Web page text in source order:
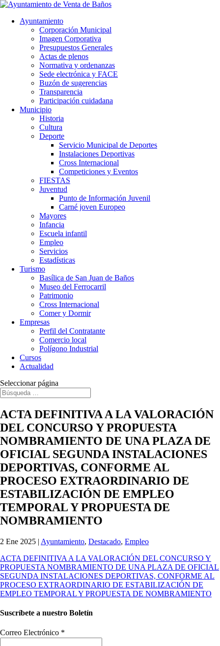
Ayuntamiento
Corporación Municipal
Imagen Corporativa
Presupuestos Generales
Actas de plenos
Normativa y ordenanzas
Sede electrónica y FACE
Buzón de sugerencias
Transparencia
Participación cuidadana
Municipio
Historia
Cultura
Deporte
Servicio Municipal de Deportes
Instalaciones Deportivas
Cross Internacional
Competiciones y Eventos
FIESTAS
Juventud
Punto de Información Juvenil
Carné joven Europeo
Mayores
Infancia
Escuela infantil
Empleo
Servicios
Estadísticas
Turismo
Basílica de San Juan de Baños
Museo del Ferrocarril
Patrimonio
Cross Internacional
Comer y Dormir
Empresas
Perfil del Contratante
Comercio local
Polígono Industrial
Cursos
Actualidad
Seleccionar página
ACTA DEFINITIVA A LA VALORACIÓN
DEL CONCURSO Y PROPUESTA
NOMBRAMIENTO DE UNA PLAZA DE
OFICIAL SEGUNDA INSTALACIONES
DEPORTIVAS, CONFORME AL
PROCESO EXTRAORDINARIO DE
ESTABILIZACIÓN DE EMPLEO
TEMPORAL Y PROPUESTA DE
NOMBRAMIENTO
2 Ene 2025 | Ayuntamiento, Destacado, Empleo
ACTA DEFINITIVA A LA VALORACIÓN DEL CONCURSO Y
PROPUESTA NOMBRAMIENTO DE UNA PLAZA DE OFICIAL
SEGUNDA INSTALACIONES DEPORTIVAS, CONFORME AL
PROCESO EXTRAORDINARIO DE ESTABILIZACIÓN DE
EMPLEO TEMPORAL Y PROPUESTA DE NOMBRAMIENTO
Suscríbete a nuestro Boletín
Correo Electrónico *